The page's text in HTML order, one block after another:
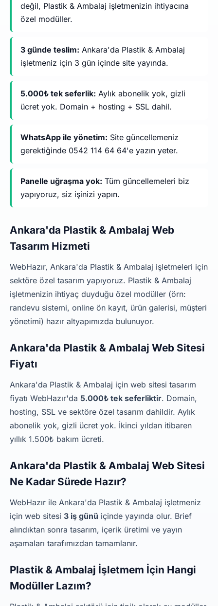
değil, Plastik & Ambalaj işletmenizin ihtiyacına
özel modüller.
3 günde teslim: Ankara'da Plastik & Ambalaj
işletmeniz için 3 gün içinde site yayında.
5.000₺ tek seferlik: Aylık abonelik yok, gizli
ücret yok. Domain + hosting + SSL dahil.
WhatsApp ile yönetim: Site güncellemeniz
gerektiğinde 0542 114 64 64'e yazın yeter.
Panelle uğraşma yok: Tüm güncellemeleri biz
yapıyoruz, siz işinizi yapın.
Ankara'da Plastik & Ambalaj Web
Tasarım Hizmeti
WebHazır, Ankara'da Plastik & Ambalaj işletmeleri için
sektöre özel tasarım yapıyoruz. Plastik & Ambalaj
işletmenizin ihtiyaç duyduğu özel modüller (örn:
randevu sistemi, online ön kayıt, ürün galerisi, müşteri
yönetimi) hazır altyapımızda bulunuyor.
Ankara'da Plastik & Ambalaj Web Sitesi
Fiyatı
Ankara'da Plastik & Ambalaj için web sitesi tasarım
fiyatı WebHazır'da 5.000₺ tek seferliktir. Domain,
hosting, SSL ve sektöre özel tasarım dahildir. Aylık
abonelik yok, gizli ücret yok. İkinci yıldan itibaren
yıllık 1.500₺ bakım ücreti.
Ankara'da Plastik & Ambalaj Web Sitesi
Ne Kadar Sürede Hazır?
WebHazır ile Ankara'da Plastik & Ambalaj işletmeniz
için web sitesi 3 iş günü içinde yayında olur. Brief
alındıktan sonra tasarım, içerik üretimi ve yayın
aşamaları tarafımızdan tamamlanır.
Plastik & Ambalaj İşletmem İçin Hangi
Modüller Lazım?